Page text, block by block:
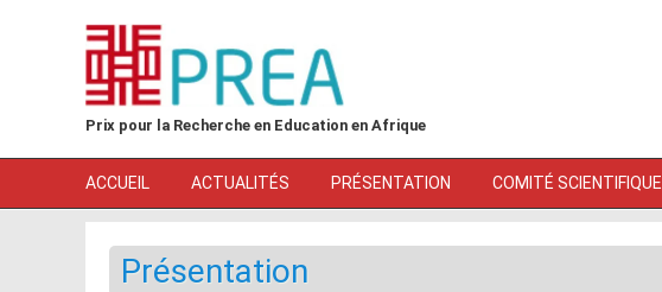
Prix pour la Recherche en Education en Afrique
ACCUEIL ACTUALITÉS PRÉSENTATION COMITÉ SCIENTIFIQUE
Présentation